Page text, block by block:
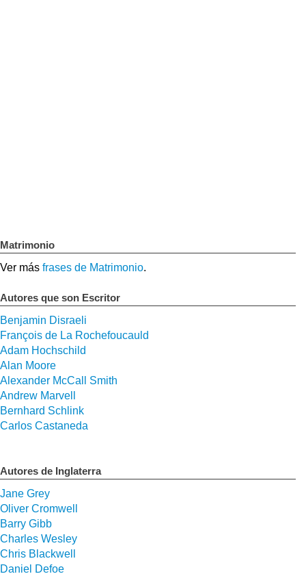
Matrimonio
Ver más frases de Matrimonio.
Autores que son Escritor
Benjamin Disraeli
François de La Rochefoucauld
Adam Hochschild
Alan Moore
Alexander McCall Smith
Andrew Marvell
Bernhard Schlink
Carlos Castaneda
Autores de Inglaterra
Jane Grey
Oliver Cromwell
Barry Gibb
Charles Wesley
Chris Blackwell
Daniel Defoe